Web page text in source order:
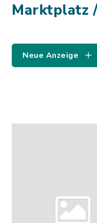
Marktplatz
Neue Anzeige